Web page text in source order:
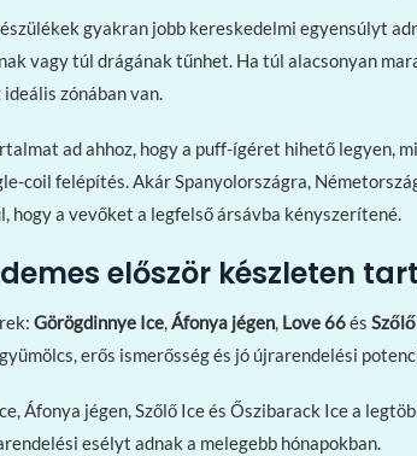
gyakran jobb kereskedelmi egyensúlyt
vagy túl drágának tűnhet. Ha túl alacsonyan
zónában van.
ad ahhoz, hogy a puff-ígéret hihető legyen,
coil felépítés. Akár Spanyolországra,
hogy a vevőket a legfelső ársávba kényszerítené.
először készleten
Görögdinnye Ice,Áfonya jégen, Love 66és
erős ismerősség és jó újrarendelési
Áfonya jégen, Szőlő Ice és Őszibarack Ice a
esélyt adnak a melegebb hónapokban.